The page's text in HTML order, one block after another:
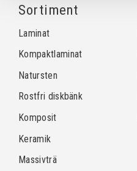
Sortiment
Laminat
Kompaktlaminat
Natursten
Rostfri diskbänk
Komposit
Keramik
Massivträ